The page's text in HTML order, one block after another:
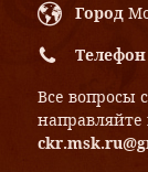
Город
Телефон
Все вопросы
направляйте